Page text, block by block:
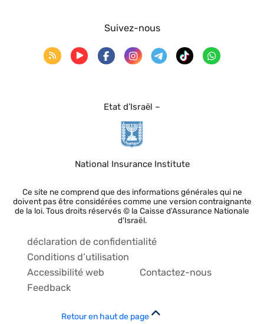
Etat d’Israël –
National Insurance Institute
Ce site ne comprend que des informations générales qui ne
doivent pas être considérées comme une version contraignante
de la loi. Tous droits réservés © la Caisse d'Assurance Nationale
d'Israël.
Suivez-nous
déclaration de confidentialité
Conditions d’utilisation
Accessibilité web
Contactez-nous
Feedback
Retour en haut de page